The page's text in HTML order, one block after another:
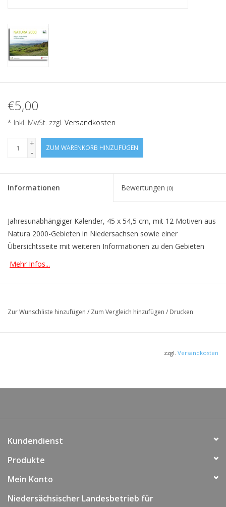
€5,00
* Inkl. MwSt. zzgl. Versandkosten
+
-
ZUM WARENKORB HINZUFÜGEN
Informationen Bewertungen (0)
Jahresunabhängiger Kalender, 45 x 54,5 cm, mit 12 Motiven aus
Natura 2000-Gebieten in Niedersachsen sowie einer
Übersichtsseite mit weiteren Informationen zu den Gebieten
Mehr Infos...
Zur Wunschliste hinzufügen / Zum Vergleich hinzufügen / Drucken
zzgl. Versandkosten
Kundendienst
Produkte
Mein Konto
Niedersächsischer Landesbetrieb für